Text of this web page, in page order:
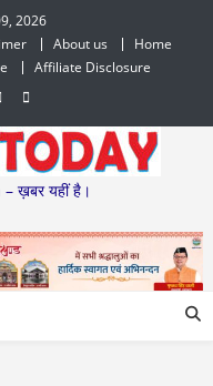
2026
About us
Home
Affiliate Disclosure
ख़बर यहीं है।